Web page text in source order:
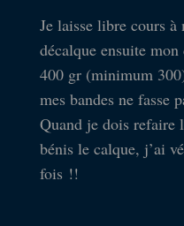
Je laisse libre cours
décalque ensuite
400 gr (minimum
mes bandes ne fasse
Quand je dois refaire
bénis le calque, j’ai
fois !!